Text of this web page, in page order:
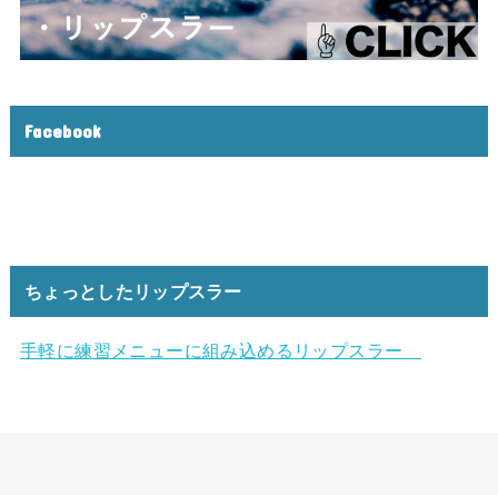
Facebook
ちょっとしたリップスラー
手軽に練習メニューに組み込めるリップスラー